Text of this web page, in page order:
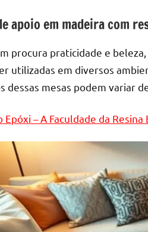
apoio em madeira com
procura praticidade e
utilizadas em diversos
dessas mesas podem variar
Epóxi – A Faculdade da Resina